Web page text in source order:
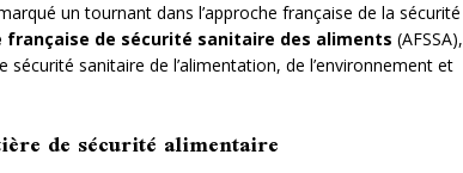
un tournant dans l’approche française de la sécurité
française de sécurité sanitaire des aliments (AFSSA),
sécurité sanitaire de l’alimentation, de l’environnement et
de sécurité alimentaire